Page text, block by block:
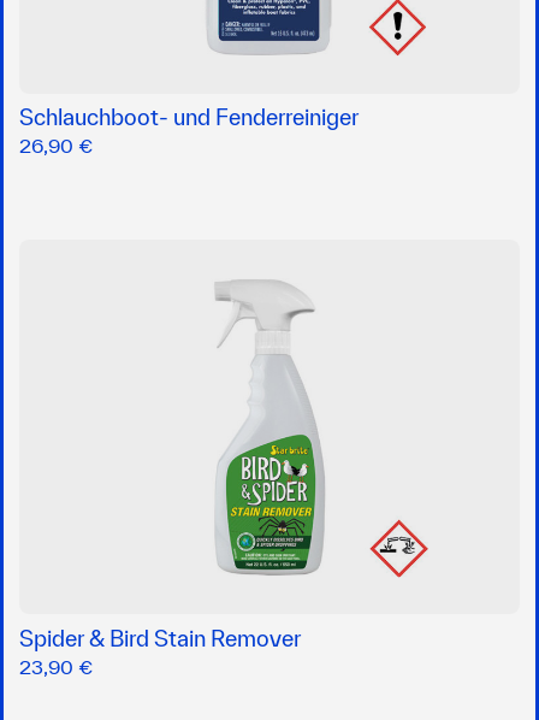
Schlauchboot- und Fenderreiniger
26,90 €
Spider & Bird Stain Remover
23,90 €